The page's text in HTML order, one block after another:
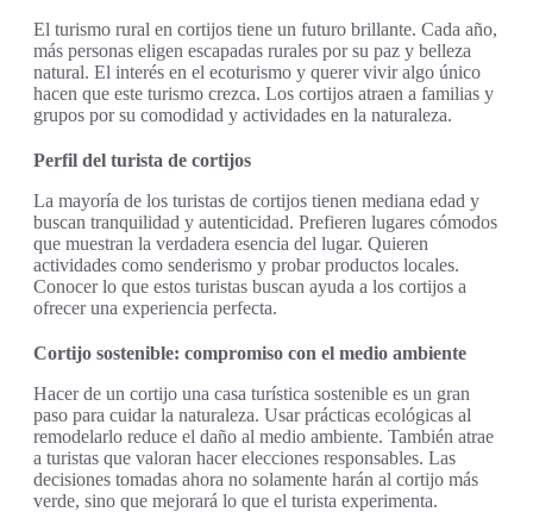
El turismo rural en cortijos tiene un futuro brillante. Cada año,
más personas eligen escapadas rurales por su paz y belleza
natural. El interés en el ecoturismo y querer vivir algo único
hacen que este turismo crezca. Los cortijos atraen a familias y
grupos por su comodidad y actividades en la naturaleza.
Perfil del turista de cortijos
La mayoría de los turistas de cortijos tienen mediana edad y
buscan tranquilidad y autenticidad. Prefieren lugares cómodos
que muestran la verdadera esencia del lugar. Quieren
actividades como senderismo y probar productos locales.
Conocer lo que estos turistas buscan ayuda a los cortijos a
ofrecer una experiencia perfecta.
Cortijo sostenible: compromiso con el medio ambiente
Hacer de un cortijo una casa turística sostenible es un gran
paso para cuidar la naturaleza. Usar prácticas ecológicas al
remodelarlo reduce el daño al medio ambiente. También atrae
a turistas que valoran hacer elecciones responsables. Las
decisiones tomadas ahora no solamente harán al cortijo más
verde, sino que mejorará lo que el turista experimenta.